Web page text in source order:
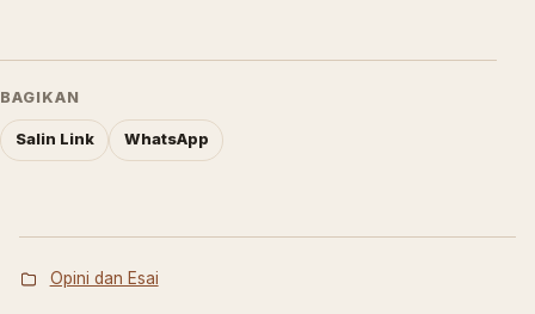
BAGIKAN
Salin Link WhatsApp
Opini dan Esai